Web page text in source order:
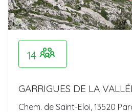
14
GARRIGUES DE LA
Chem. de Saint-Eloi, 13520